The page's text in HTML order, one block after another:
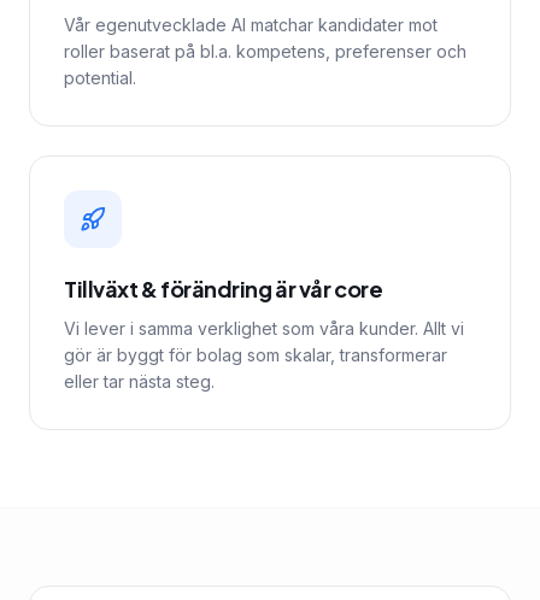
Vår egenutvecklade AI matchar kandidater mot
roller baserat på bl.a. kompetens, preferenser och
potential.
Tillväxt & förändring är vår core
Vi lever i samma verklighet som våra kunder. Allt vi
gör är byggt för bolag som skalar, transformerar
eller tar nästa steg.